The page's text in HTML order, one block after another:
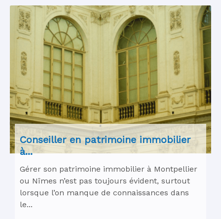
Conseiller en patrimoine immobilier
à...
Gérer son patrimoine immobilier à Montpellier
ou Nîmes n’est pas toujours évident, surtout
lorsque l’on manque de connaissances dans
le...